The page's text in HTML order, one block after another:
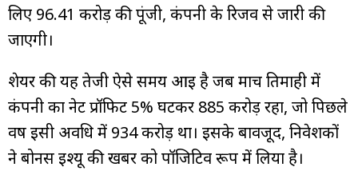
लिए ₹96.41 करोड़ की पूंजी, कंपनी के रिजर्व से जारी की
जाएगी।
शेयर की यह तेजी ऐसे समय आई है जब मार्च तिमाही में
कंपनी का नेट प्रॉफिट 5% घटकर ₹885 करोड़ रहा, जो पिछले
वर्ष इसी अवधि में ₹934 करोड़ था। इसके बावजूद, निवेशकों
ने बोनस इश्यू की खबर को पॉजिटिव रूप में लिया है।